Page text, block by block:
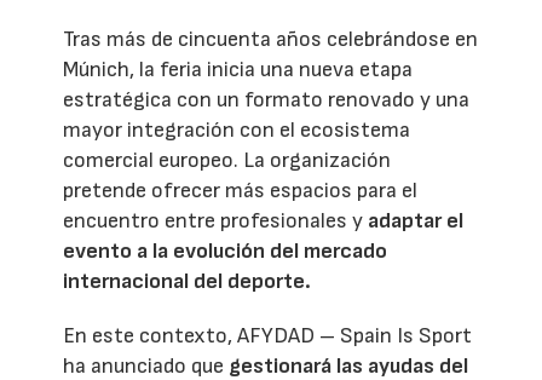
Tras más de cincuenta años celebrándose en
Múnich, la feria inicia una nueva etapa
estratégica con un formato renovado y una
mayor integración con el ecosistema
comercial europeo. La organización
pretende ofrecer más espacios para el
encuentro entre profesionales y adaptar el
evento a la evolución del mercado
internacional del deporte.
En este contexto, AFYDAD – Spain Is Sport
ha anunciado que gestionará las ayudas del